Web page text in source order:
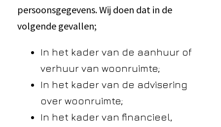
persoonsgegevens. Wij doen dat in de
volgende gevallen;
In het kader van de aanhuur of
verhuur van woonruimte;
In het kader van de advisering
over woonruimte;
In het kader van financieel,